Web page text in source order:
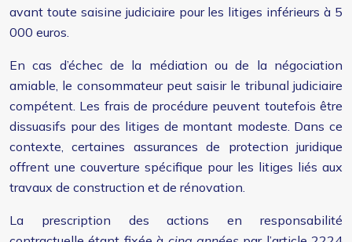
avant toute saisine judiciaire pour les litiges inférieurs à 5
000 euros.
En cas d’échec de la médiation ou de la négociation
amiable, le consommateur peut saisir le tribunal judiciaire
compétent. Les frais de procédure peuvent toutefois être
dissuasifs pour des litiges de montant modeste. Dans ce
contexte, certaines assurances de protection juridique
offrent une couverture spécifique pour les litiges liés aux
travaux de construction et de rénovation.
La prescription des actions en responsabilité